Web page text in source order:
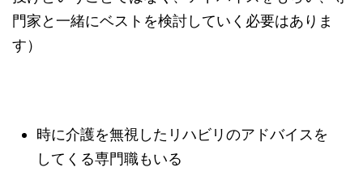
門家と一緒にベストを検討していく必要はありま
す）
時に介護を無視したリハビリのアドバイスを
してくる専門職もいる